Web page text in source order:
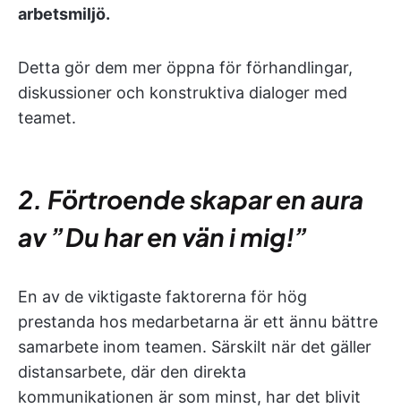
arbetsmiljö.
Detta gör dem mer öppna för förhandlingar,
diskussioner och konstruktiva dialoger med
teamet.
2. Förtroende skapar en aura
av ”Du har en vän i mig!”
En av de viktigaste faktorerna för hög
prestanda hos medarbetarna är ett ännu bättre
samarbete inom teamen. Särskilt när det gäller
distansarbete, där den direkta
kommunikationen är som minst, har det blivit